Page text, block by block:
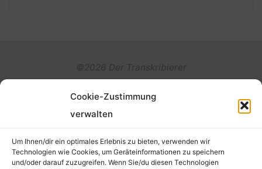
Cookie-Zustimmung
verwalten
Um Ihnen/dir ein optimales Erlebnis zu bieten, verwenden wir
Technologien wie Cookies, um Geräteinformationen zu speichern
und/oder darauf zuzugreifen. Wenn Sie/du diesen Technologien
©2026 Der Transkribierer
Datenschutz
Cookie-Richtlinie (EU)
to